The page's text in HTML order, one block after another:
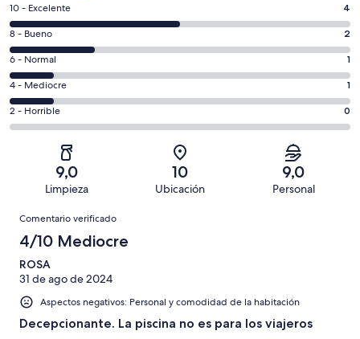
4
comentarios
de
un
total
de
8
con
puntuación
10 - Excelente 4
2
comentarios
de
un
total
de
puntuación
8 - Bueno 2
1
comentarios
de
un
total
puntuación
Normal
6 - Normal 1
1
comentarios
de
una
puntuación
Mediocre
4 - Mediocre 1
0
comentarios
una
puntuación
de
Horrible
2 - Horrible 0
9,0
Limpieza
10
Ubicación
9,0
Personal
Comentarios
Comentario verificado
4/10 Mediocre
ROSA
31 de ago de 2024
Aspectos negativos: Personal y comodidad de la habitación
Decepcionante. La piscina no es para los viajeros